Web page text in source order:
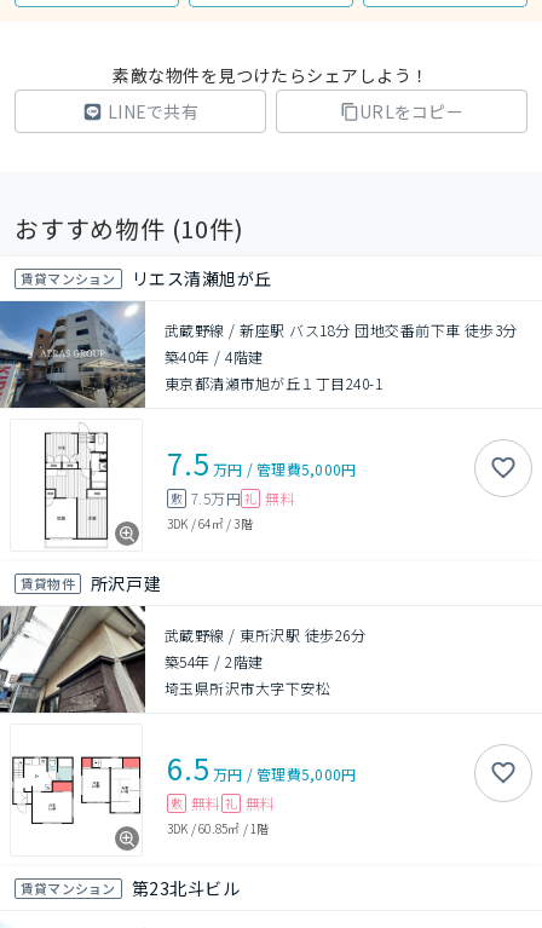
素敵な物件を見つけたらシェアしよう！
LINEで共有
URLをコピー
おすすめ物件 (10件)
賃貸マンション リエス清瀬旭が丘
武蔵野線 / 新座駅 バス18分 団地交番前下車 徒歩3分
築40年 /4階建
東京都清瀬市旭が丘１丁目240-1
7.5 万円 /管理費5,000円
敷 7.5万円 礼 無料
3DK /64㎡/3階
賃貸物件 所沢戸建
武蔵野線 / 東所沢駅 徒歩26分
築54年 /2階建
埼玉県所沢市大字下安松
6.5 万円 /管理費5,000円
敷 無料 礼 無料
3DK /60.85㎡ / 1階
賃貸マンション 第23北斗ビル